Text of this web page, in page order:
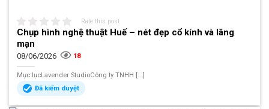
Rate this post
Chụp hình nghệ thuật Huế – nét đẹp cổ kính và lãng
mạn
08/06/2026 18
Mục lụcLavender StudioCông ty TNHH [...]
Đã kiểm duyệt